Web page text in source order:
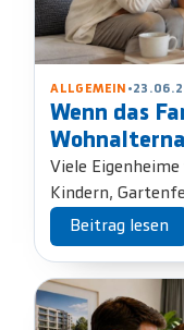
ALLGEMEIN •
Wenn das
Viele
Kindern,
Beitrag lesen